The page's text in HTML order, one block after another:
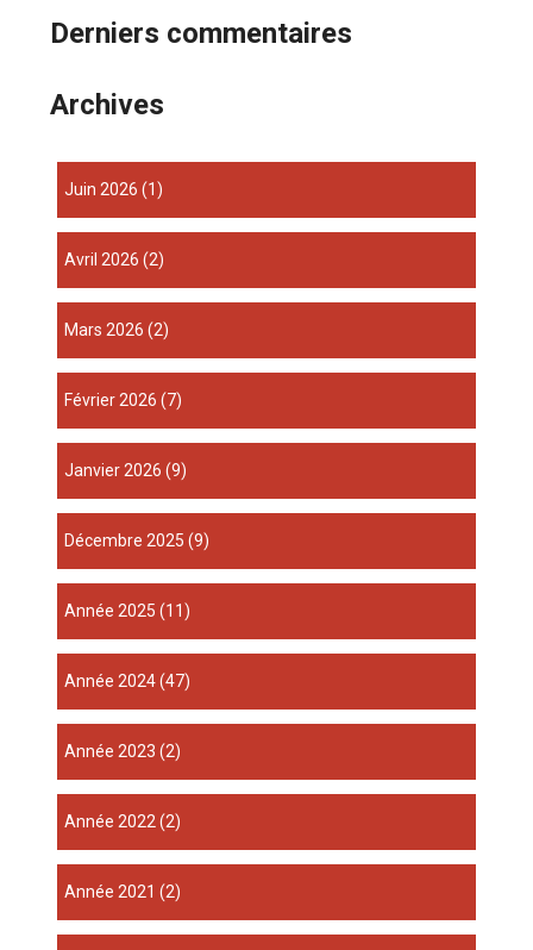
Derniers commentaires
Archives
juin 2026 (1)
avril 2026 (2)
mars 2026 (2)
février 2026 (7)
janvier 2026 (9)
décembre 2025 (9)
année 2025 (11)
année 2024(47)
année 2023 (2)
année 2022(2)
année 2021 (2)